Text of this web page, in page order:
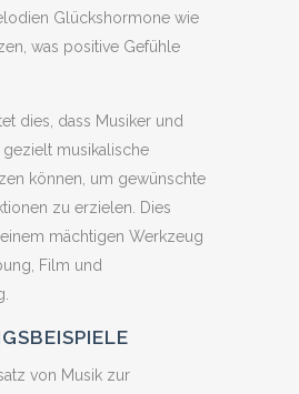
Glückshormone wie
was positive Gefühle
dies, dass Musiker und
musikalische
können, um gewünschte
zu erzielen. Dies
mächtigen Werkzeug
Film und
von Musik zur